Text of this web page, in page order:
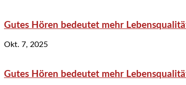
Gutes Hören bedeutet mehr
Okt. 7, 2025
Gutes Hören bedeutet mehr